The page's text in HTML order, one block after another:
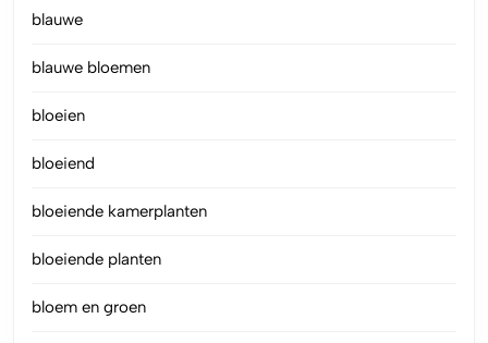
blauwe
blauwe bloemen
bloeien
bloeiend
bloeiende kamerplanten
bloeiende planten
bloem en groen